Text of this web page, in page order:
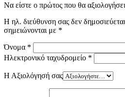
Να είστε ο πρώτος που θα
Η ηλ. διεύθυνση σας δεν
σημειώνονται με *
Όνομα *
Ηλεκτρονικό ταχυδρομείο *
Η Αξιολόγησή σας